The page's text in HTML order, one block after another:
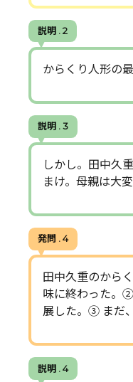
説明 . 2
からくり人形の最
説明 . 3
しかし。田中久
まけ。母親は大
発問 . 4
田中久重のから
味に終わった。
展した。③ まだ
説明 . 4